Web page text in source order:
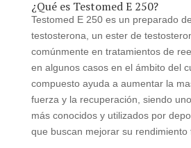
¿Qué es Testomed E 250?
Testomed E 250 es un preparado
testosterona, un ester de
comúnmente en tratamientos de
en algunos casos en el ámbito del
compuesto ayuda a aumentar la
fuerza y la recuperación, siendo
más conocidos y utilizados por
que buscan mejorar su rendimiento